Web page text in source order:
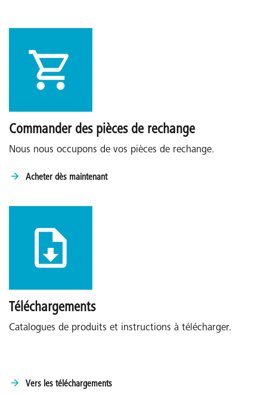
Commander des pièces de rechange
Nous nous occupons de vos pièces de rechange.
Acheter dès maintenant
Téléchargements
Catalogues de produits et instructions à télécharger.
Vers les téléchargements